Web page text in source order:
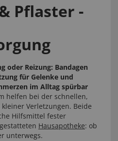
Pflaster -
oder Reizung: Bandagen
für Gelenke und
im Alltag spürbar
helfen bei der schnellen,
Verletzungen. Beide
Hilfsmittel fester
Hausapotheke: ob
unterwegs.